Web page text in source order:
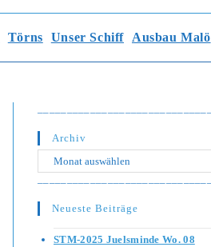
Törns Unser Schiff Ausbau Malö
Archiv
Archiv
Neueste Beiträge
STM-2025 Juelsminde Wo. 08